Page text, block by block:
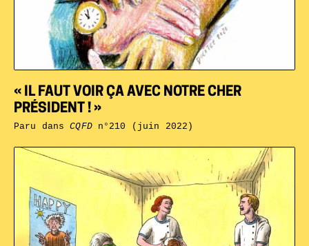
« IL FAUT VOIR ÇA AVEC NOTRE CHER
PRÉSIDENT ! »
Paru dansCQFDn°210 (juin 2022)